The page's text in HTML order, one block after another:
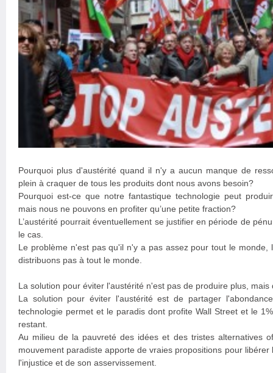
Pourquoi plus d'austérité quand il n'y a aucun manque de
plein à craquer de tous les produits dont nous avons besoin?
Pourquoi est-ce que notre fantastique technologie peut
mais nous ne pouvons en profiter qu’une petite fraction?
L’austérité pourrait éventuellement se justifier en période de
le cas.
Le problème n'est pas qu'il n'y a pas assez pour tout le monde,
distribuons pas à tout le monde.
La solution pour éviter l'austérité n'est pas de produire plus, mais
La solution pour éviter l'austérité est de partager
technologie permet et le paradis dont profite Wall Street et le
restant.
Au milieu de la pauvreté des idées et des tristes alternatives
mouvement paradiste apporte de vraies propositions pour
l'injustice et de son asservissement.